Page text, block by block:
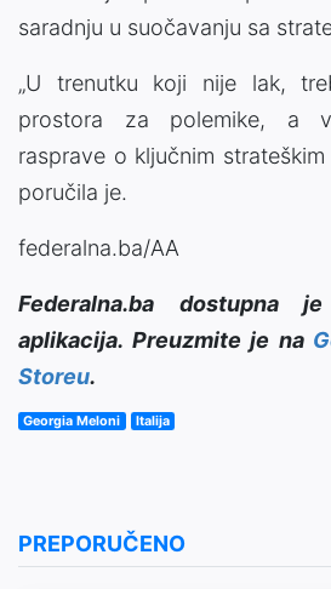
saradnju u suočavanju sa
„U trenutku koji nije lak,
prostora za polemike, a
rasprave o ključnim strateškim
poručila je.
federalna.ba/AA
Federalna.ba dostupna
aplikacija. Preuzmite je na
Storeu.
Georgia Meloni Italija
PREPORUČENO